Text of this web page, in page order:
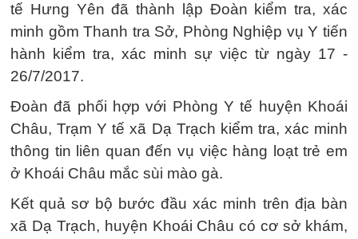
tế Hưng Yên đã thành lập Đoàn kiểm tra, xác
minh gồm Thanh tra Sở, Phòng Nghiệp vụ Y tiến
hành kiểm tra, xác minh sự việc từ ngày 17 -
26/7/2017.
Đoàn đã phối hợp với Phòng Y tế huyện Khoái
Châu, Trạm Y tế xã Dạ Trạch kiểm tra, xác minh
thông tin liên quan đến vụ việc hàng loạt trẻ em
ở Khoái Châu mắc sùi mào gà.
Kết quả sơ bộ bước đầu xác minh trên địa bàn
xã Dạ Trạch, huyện Khoái Châu có cơ sở khám,